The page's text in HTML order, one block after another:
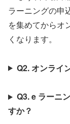
ラーニングの申
を集めてからオ
くなります。
Q2. オンライ
Q3. e ラーニ
すか？